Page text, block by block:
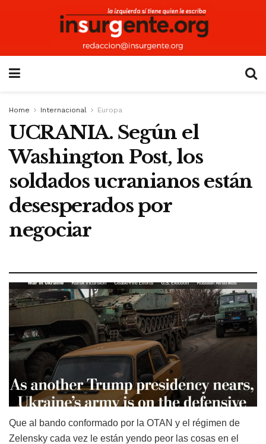
Home Internacional Europa
UCRANIA. Según el
Washington Post, los
soldados ucranianos están
desesperados por
negociar
Que al bando conformado por la OTAN y el régimen de
Zelensky cada vez le están yendo peor las cosas en el